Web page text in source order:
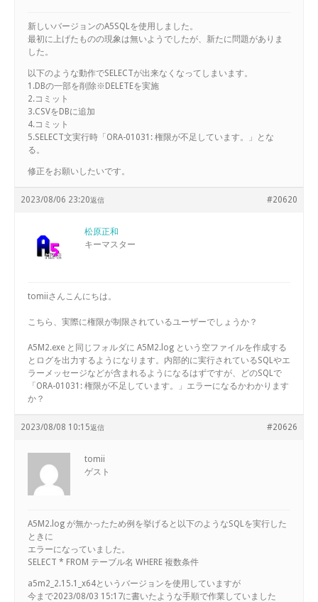
新しいバージョンのA5SQLを使用しました。
最初に上げたものの現象は無いようでしたが、新たに問題がありま
した。
以下のような動作でSELECTが出来なくなってしまいます。
1.DBの一部を削除※DELETEを実施
2.コミット
3.CSVをDBに追加
4.コミット
5.SELECT文実行時「ORA-01031: 権限が不足しています。」とな
る。
修正をお願いしたいです。
2023/08/06 23:20 #20620
返信
松原正和
キーマスター
tomiiさんこんにちは。
こちら、実際に権限が制限されているユーザーでしょうか？
A5M2.exe と同じフォルダに A5M2.log という空ファイルを作成する
とログを出力するようになります。内部的に実行されているSQLやエ
ラーメッセージなどが含まれるようになるはずですが、どのSQLで
「ORA-01031: 権限が不足しています。」エラーになるかわかります
か？
2023/08/08 10:15 #20626
返信
tomii
ゲスト
A5M2.log が無かったため例を挙げると以下のようなSQLを実行した
ときに
エラーになっていました。
SELECT * FROM テーブル名 WHERE 複数条件
a5m2_2.15.1_x64というバージョンを使用していますが
今まで2023/08/03 15:17に書いたような手順で作業していました